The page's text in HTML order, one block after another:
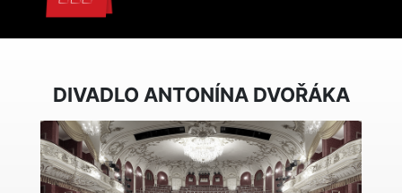
DIVADLO ANTONÍNA DVOŘÁKA